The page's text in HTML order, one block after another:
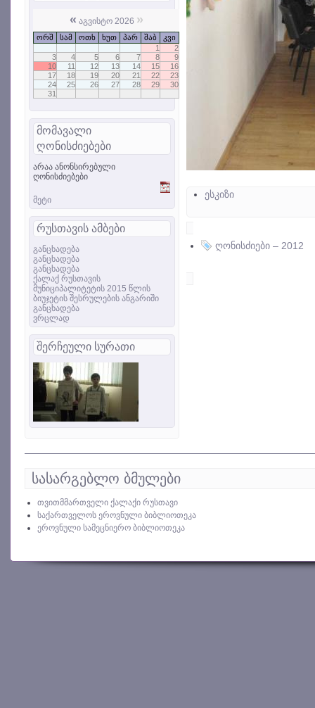
« აგვისტო 2026 »
ორშ სამ ოთხ ხუთ პარ შაბ
კვი
1
2
3
4 5 6 7 8
9
10
11 12 13 14 15
16
17
18 19 20 21 22
23
24
25 26 27 28 29
30
31
მომავალი
ღონისძიებები
არაა ანონსირებული
ღონისძიებები
მეტი
რუსთავის ამბები
განცხადება
განცხადება
განცხადება
ქალაქ რუსთავის
მუნიციპალიტეტის 2015 წლის
ბიუჯეტის შესრულების ანგარიში
განცხადება
ვრცლად
შერჩეული სურათი
ესკიზი
ღონისძიები – 2012
სასარგებლო ბმულები
თვითმმართველი ქალაქი რუსთავი
საქართველოს ეროვნული ბიბლიოთეკა
ეროვნული სამეცნიერო ბიბლიოთეკა